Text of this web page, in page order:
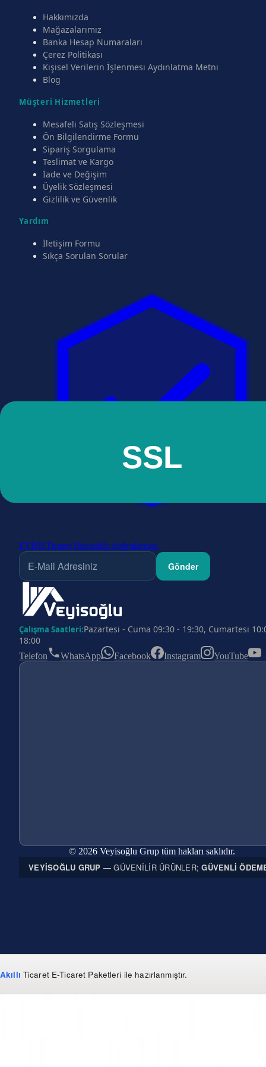
Hakkımızda
Mağazalarımız
Banka Hesap Numaraları
Çerez Politikası
Kişisel Verilerin İşlenmesi Aydınlatma Metni
Blog
Müşteri Hizmetleri
Mesafeli Satış Sözleşmesi
Ön Bilgilendirme Formu
Sipariş Sorgulama
Teslimat ve Kargo
İade ve Değişim
Üyelik Sözleşmesi
Gizlilik ve Güvenlik
Yardım
İletişim Formu
Sıkça Sorulan Sorular
ETBİSTicaret Bakanlığı doğrulaması
Gönder
Çalışma Saatleri:Pazartesi - Cuma 09:30 - 19:30, Cumartesi
18:00
Telefon WhatsApp Facebook Instagram YouTube
© 2026 Veyisoğlu Grup tüm hakları saklıdır.
VEYISOĞLU GRUP — GÜVENILIR ÜRÜNLER;GÜVENLI
Akıllı Ticaret E-Ticaret Paketleri ile hazırlanmıştır.